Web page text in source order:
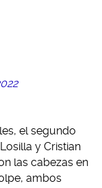
el segundo
y Cristian
las cabezas en
ambos